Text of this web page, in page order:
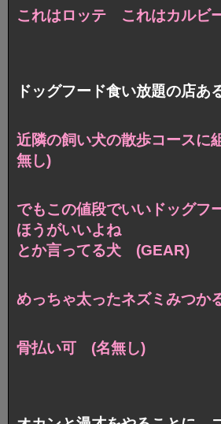
これはロッテ これはカルビ
ドッグフード食い放題の店あ
近隣の飼い犬の散歩コース
無し)
でもこの値段でいいドッグフ
ほうがいいよね
とか言ってる犬 (GEAR)
めっちゃ太ったネズミみつ
骨払い可 (名無し)